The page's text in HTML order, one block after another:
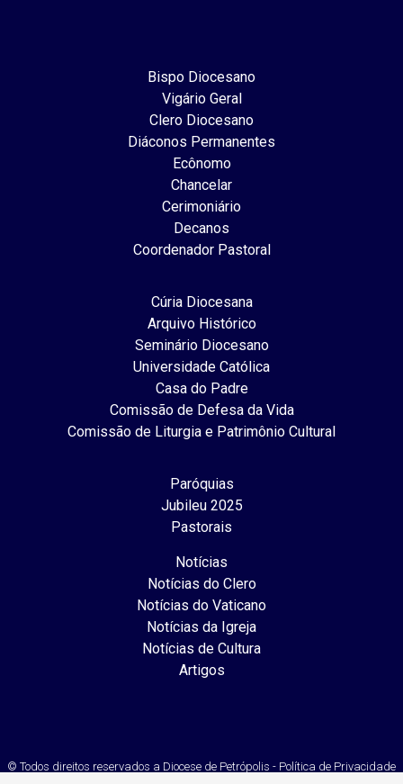
Bispo Diocesano
Vigário Geral
Clero Diocesano
Diáconos Permanentes
Ecônomo
Chancelar
Cerimoniário
Decanos
Coordenador Pastoral
Cúria Diocesana
Arquivo Histórico
Seminário Diocesano
Universidade Católica
Casa do Padre
Comissão de Defesa da Vida
Comissão de Liturgia e Patrimônio Cultural
Paróquias
Jubileu 2025
Pastorais
Notícias
Notícias do Clero
Notícias do Vaticano
Notícias da Igreja
Notícias de Cultura
Artigos
© Todos direitos reservados a Diocese de Petrópolis - Política de Privacidade